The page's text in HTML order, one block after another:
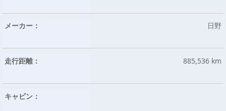
メーカー： 日野
走行距離： 885,536 km
キャビン：